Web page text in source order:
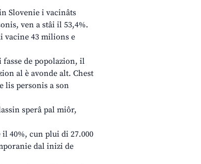
Slovenie i vacinâts
ven a stâi il 53,4%.
vacine 43 milions e
de popolazion, il
al è avonde alt. Chest
lis personis a son
sperâ pal miôr,
40%, cun plui di 27.000
dal inizi de